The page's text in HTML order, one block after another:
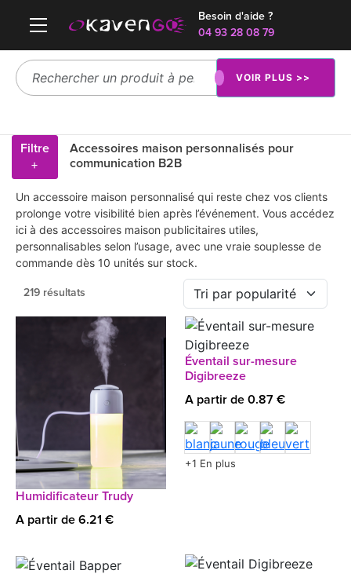
Besoin d'aide ?
04 93 28 08 79
VOIR PLUS >>
Filtre
+
Accessoires maison personnalisés pour
communication B2B
Un accessoire maison personnalisé qui reste chez vos clients
prolonge votre visibilité bien après l’événement. Vous accédez
ici à des accessoires maison publicitaires utiles,
personnalisables selon l’usage, avec une vraie souplesse de
commande dès 10 unités sur stock.
219 résultats
Humidificateur Trudy
A partir de 6.21 €
Éventail sur-mesure
Digibreeze
A partir de 0.87 €
+1 En plus